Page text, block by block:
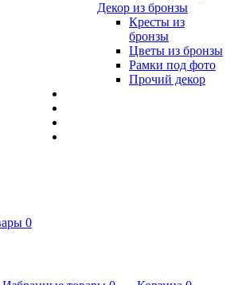
Декор из бронзы
Кресты из
бронзы
Цветы из бронзы
Рамки под фото
Прочий декор
0